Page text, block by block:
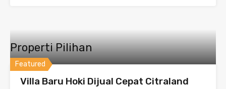
Properti Pilihan
Featured
Villa Baru Hoki Dijual Cepat Citraland